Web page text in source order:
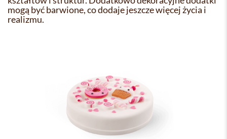
mogą być barwione, co dodaje jeszcze więcej życia i
realizmu.